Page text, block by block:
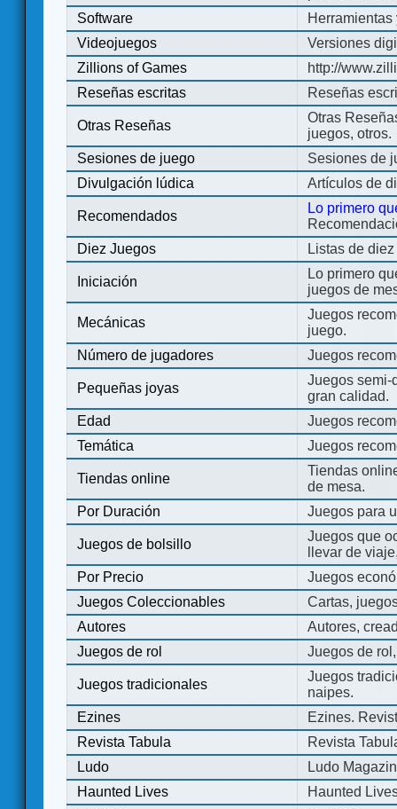
Software
Videojuegos
Versiones
Zillions of Games
http://
Reseñas escritas
Reseñas
Otras Reseñas
Otras
juegos, otros.
Sesiones de juego
Sesiones de
Divulgación lúdica
Artículos de
Recomendados
Lo primero
Diez Juegos
Listas de
Iniciación
Lo primero
juegos de
Mecánicas
Juegos
juego.
Número de jugadores
Juegos
Pequeñas joyas
Juegos semi-
gran calidad.
Edad
Juegos
Temática
Juegos
Tiendas online
Tiendas
de mesa.
Por Duración
Juegos para
Juegos de bolsillo
Juegos que
llevar de
Por Precio
Juegos
Juegos Coleccionables
Cartas,
Autores
Autores,
Juegos de rol
Juegos de
Juegos tradicionales
Juegos
naipes.
Ezines
Ezines.
Revista Tabula
Revista
Ludo
Ludo
Haunted Lives
Haunted